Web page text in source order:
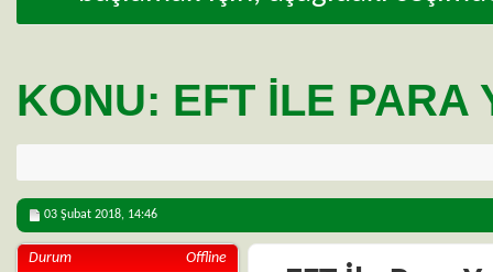
KONU: EFT İLE PARA
03 Şubat 2018, 14:46
Durum Offline